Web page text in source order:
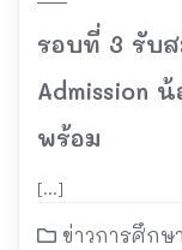
รอบที่ 3 รับ
Admission
พร้อม
[…]
ข่าวการศึกษา